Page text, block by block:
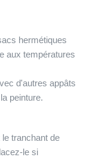
hermétiques
aux températures
d'autres appâts
peinture.
tranchant de
le si